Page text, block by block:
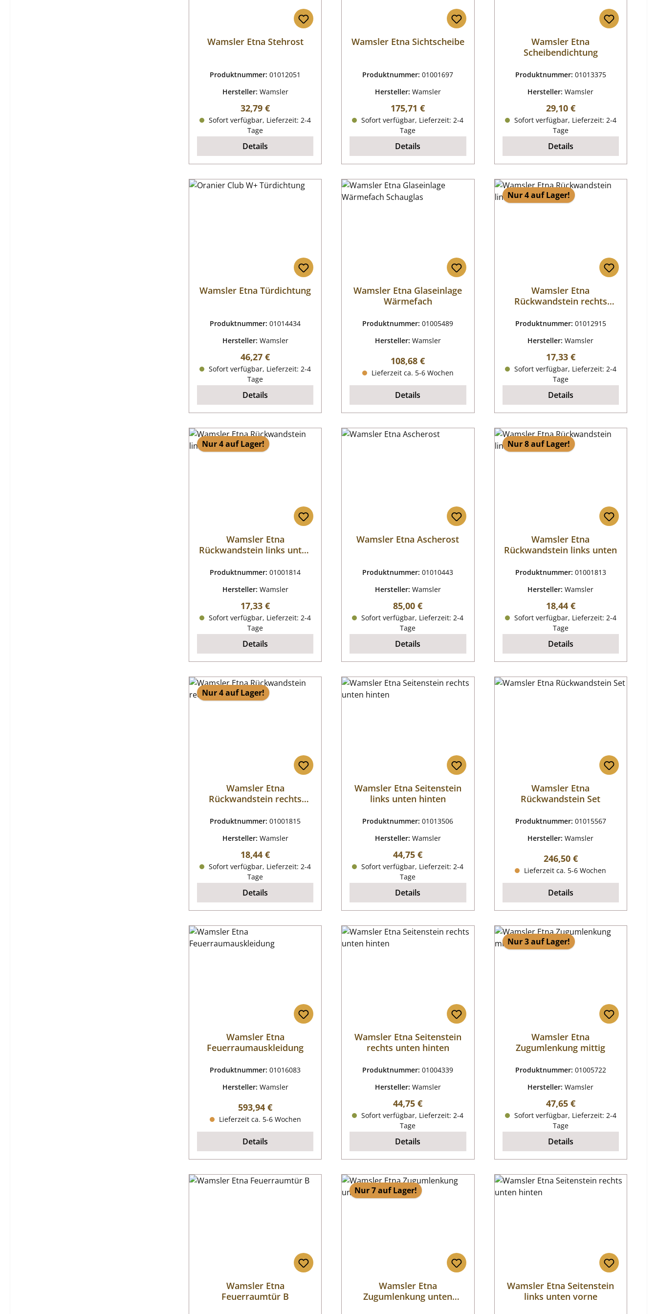
Wamsler Etna Stehrost
Produktnummer:01012051
Hersteller: Wamsler
Regulärer Preis:
32,79 €
Sofort verfügbar, Lieferzeit: 2-4
Tage
Details
Wamsler Etna Sichtscheibe
Produktnummer:01001697
Hersteller: Wamsler
Regulärer Preis:
175,71 €
Sofort verfügbar, Lieferzeit: 2-4
Tage
Details
Wamsler Etna
Scheibendichtung
Produktnummer: 01013375
Hersteller:Wamsler
Regulärer Preis:
29,10 €
Sofort verfügbar, Lieferzeit: 2-4
Tage
Details
Wamsler Etna Türdichtung
Produktnummer:01014434
Hersteller: Wamsler
Regulärer Preis:
46,27 €
Sofort verfügbar, Lieferzeit: 2-4
Tage
Details
Wamsler Etna Glaseinlage
Wärmefach
Produktnummer:01005489
Hersteller: Wamsler
Regulärer Preis:
108,68 €
Lieferzeit ca. 5-6 Wochen
Details
Nur 4 auf Lager!
Wamsler Etna
Rückwandstein rechts
Produktnummer: 01012915
Hersteller:Wamsler
Regulärer Preis:
17,33 €
Sofort verfügbar, Lieferzeit: 2-4
Tage
Details
Nur 4 auf Lager!
Wamsler Etna
Rückwandstein links unten
Produktnummer:01001814
Hersteller: Wamsler
Regulärer Preis:
17,33 €
Sofort verfügbar, Lieferzeit: 2-4
Tage
Details
Wamsler Etna Ascherost
Produktnummer:01010443
Hersteller: Wamsler
Regulärer Preis:
85,00 €
Sofort verfügbar, Lieferzeit: 2-4
Tage
Details
Nur 8 auf Lager!
Wamsler Etna
Rückwandstein links unten
Produktnummer: 01001813
Hersteller:Wamsler
Regulärer Preis:
18,44 €
Sofort verfügbar, Lieferzeit: 2-4
Tage
Details
Nur 4 auf Lager!
Wamsler Etna
Rückwandstein rechts
Produktnummer:01001815
Hersteller: Wamsler
Regulärer Preis:
18,44 €
Sofort verfügbar, Lieferzeit: 2-4
Tage
Details
Wamsler Etna Seitenstein
links unten hinten
Produktnummer:01013506
Hersteller: Wamsler
Regulärer Preis:
44,75 €
Sofort verfügbar, Lieferzeit: 2-4
Tage
Details
Wamsler Etna
Rückwandstein Set
Produktnummer: 01015567
Hersteller:Wamsler
Regulärer Preis:
246,50 €
Lieferzeit ca. 5-6 Wochen
Details
Wamsler Etna
Feuerraumauskleidung
Produktnummer:01016083
Hersteller: Wamsler
Regulärer Preis:
593,94 €
Lieferzeit ca. 5-6 Wochen
Details
Wamsler Etna Seitenstein
rechts unten hinten
Produktnummer:01004339
Hersteller: Wamsler
Regulärer Preis:
44,75 €
Sofort verfügbar, Lieferzeit: 2-4
Tage
Details
Nur 3 auf Lager!
Wamsler Etna
Zugumlenkung mittig
Produktnummer: 01005722
Hersteller:Wamsler
Regulärer Preis:
47,65 €
Sofort verfügbar, Lieferzeit: 2-4
Tage
Details
Wamsler Etna
Feuerraumtür B
Nur 7 auf Lager!
Wamsler Etna
Zugumlenkung unten
Wamsler Etna Seitenstein
links unten vorne